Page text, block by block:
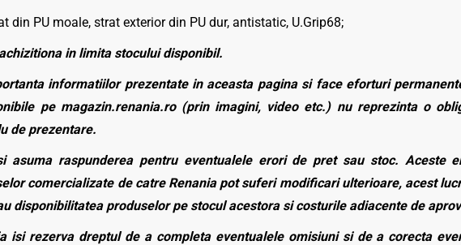
din PU moale, strat exterior din PU dur, antistatic, U.Grip68;
in limita stocului disponibil.
informatiilor prezentate in aceasta pagina si face eforturi
pe magazin.renania.ro (prin imagini, video etc.) nu reprezinta o
de prezentare.
asuma raspunderea pentru eventualele erori de pret sau stoc. Aceste
comercializate de catre Renania pot suferi modificari ulterioare, acest
disponibilitatea produselor pe stocul acestora si costurile adiacente de
isi rezerva dreptul de a completa eventualele omisiuni si de a corecta